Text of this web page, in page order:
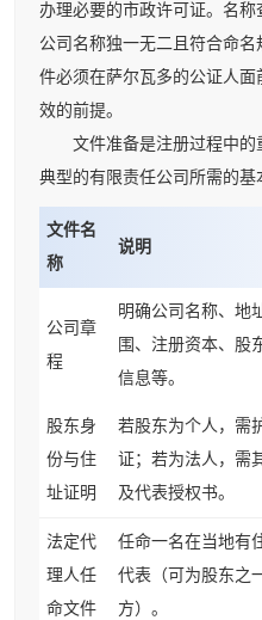
办理必要的市政许可证。名
公司名称独一无二且符合命
件必须在萨尔瓦多的公证人
效的前提。
文件准备是注册过程中的
典型的有限责任公司所需的基
文件名
称
说明
公司章
程
明确公司名称、地
围、注册资本、股
信息等。
股东身
份与住
址证明
若股东为个人，需
证；若为法人，需
及代表授权书。
法定代
理人任
命文件
任命一名在当地有
代表（可为股东之
方）。